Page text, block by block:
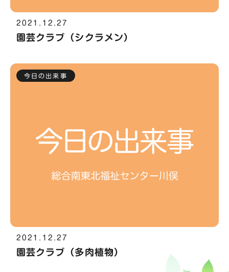
2021.12.27
園芸クラブ（シクラメン）
今日の出来事
2021.12.27
園芸クラブ（多肉植物）